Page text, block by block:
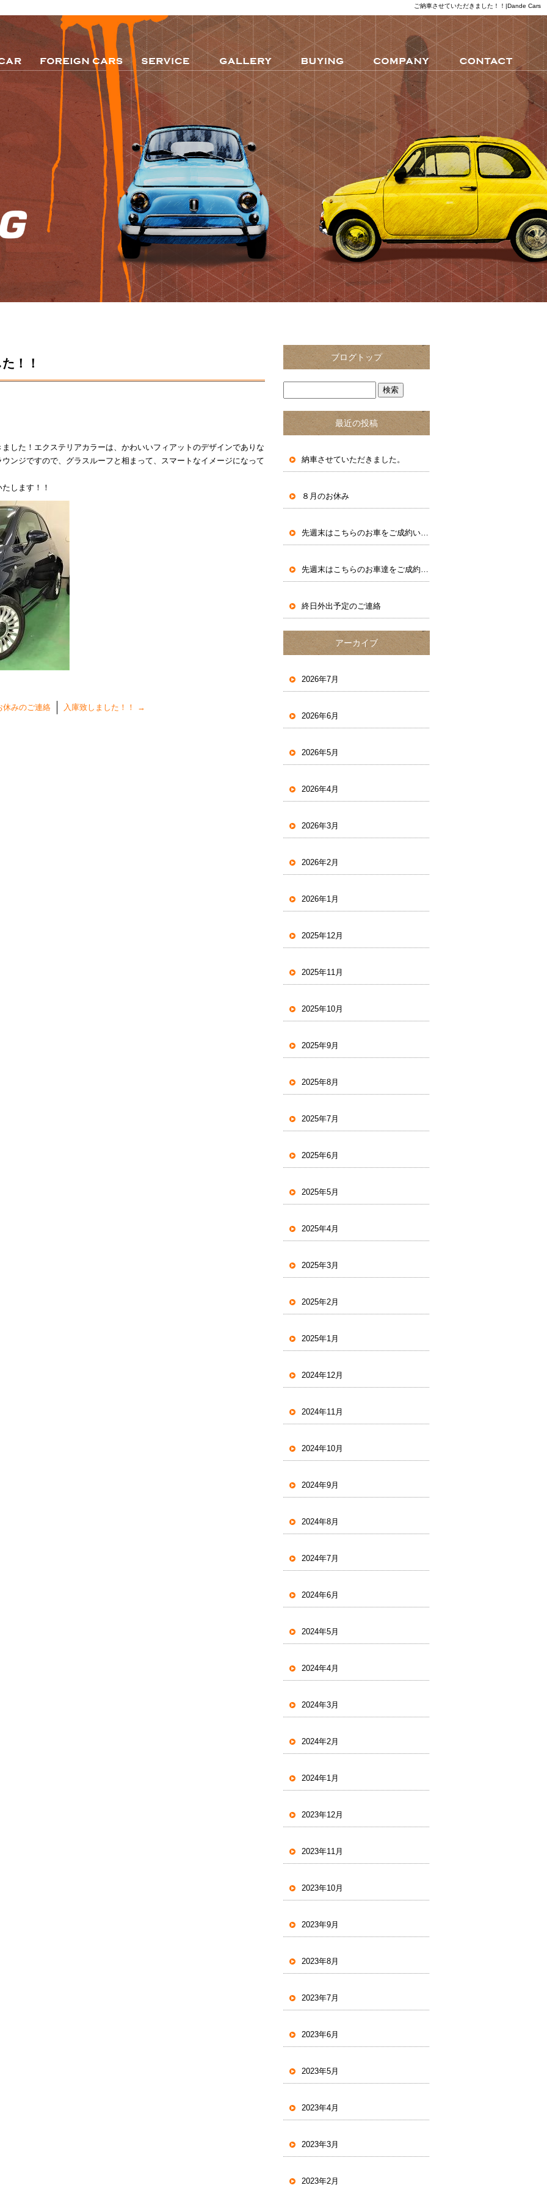
ご納車させていただきました！！|Dande Cars
！！
した！エクステリアカラーは、かわいいフィアットのデザインでありな
ンジですので、グラスルーフと相まって、スマートなイメージになって
します！！
みのご連絡 入庫致しました！！ →
ブログトップ
最近の投稿
納車させていただきました。
８月のお休み
先週末はこちらのお車をご成約いただきました。
先週末はこちらのお車達をご成約いただきました。
終日外出予定のご連絡
アーカイブ
2026年7月
2026年6月
2026年5月
2026年4月
2026年3月
2026年2月
2026年1月
2025年12月
2025年11月
2025年10月
2025年9月
2025年8月
2025年7月
2025年6月
2025年5月
2025年4月
2025年3月
2025年2月
2025年1月
2024年12月
2024年11月
2024年10月
2024年9月
2024年8月
2024年7月
2024年6月
2024年5月
2024年4月
2024年3月
2024年2月
2024年1月
2023年12月
2023年11月
2023年10月
2023年9月
2023年8月
2023年7月
2023年6月
2023年5月
2023年4月
2023年3月
2023年2月